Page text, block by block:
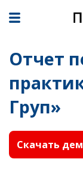
Отчет
Груп»
Скачать